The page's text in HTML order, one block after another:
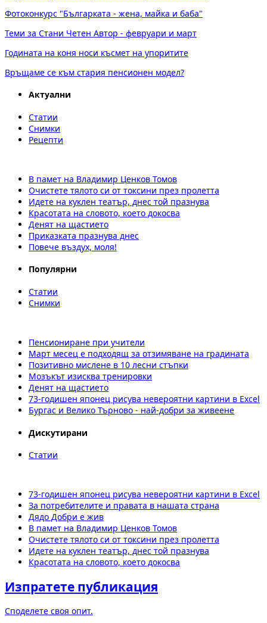
Фотоконкурс "Българката - жена, майка и баба"
Теми за Стани Четен Автор - февруари и март
Годината на коня носи късмет на упоритите
Връщаме се към стария пенсионен модел?
Актуални
Статии
Снимки
Рецепти
В памет на Владимир Ценков Томов
Очистете тялото си от токсини през пролетта
Идете на куклен театър, днес той празнува
Красотата на словото, което докосва
Денят на щастието
Приказката празнува днес
Повече въздух, моля!
Популярни
Статии
Снимки
Пенсиониране при учители
Март месец е подходящ за отзимяване на градината
Позитивно мислене в 10 лесни стъпки
Мозъкът изисква тренировки
Денят на щастието
73-годишен японец рисува невероятни картини в Excel
Бургас и Велико Търново - най-добри за живеене
Дискутирани
Статии
73-годишен японец рисува невероятни картини в Excel
За потребителите и правата в нашата страна
Дядо Добри е жив
В памет на Владимир Ценков Томов
Очистете тялото си от токсини през пролетта
Идете на куклен театър, днес той празнува
Красотата на словото, което докосва
Изпратете публикация
Споделете своя опит.